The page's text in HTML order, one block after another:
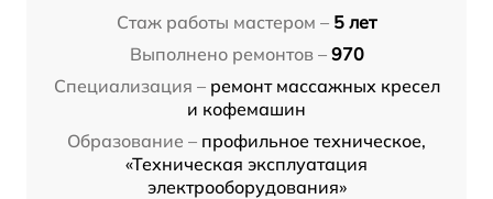
Стаж работы мастером – 5 лет
Выполнено ремонтов – 970
Специализация – ремонт массажных кресел
и кофемашин
Образование – профильное техническое,
«Техническая эксплуатация
электрооборудования»